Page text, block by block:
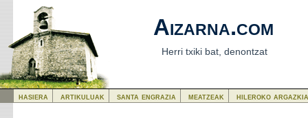
Aizarna.com
Herri txiki bat, denontzat
hasiera artikuluak santa engrazia meatzeak hileroko